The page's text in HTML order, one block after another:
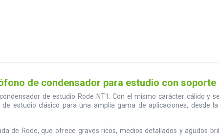
de condensador para estudio con
de estudio Rode NT1. Con el mismo carácter cálido y
estudio clásico para una amplia gama de aplicaciones, desde
de Rode, que ofrece graves ricos, medios detallados y agudos